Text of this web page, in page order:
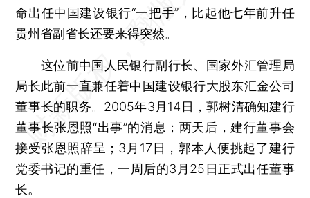
命出任中国建设银行“一把手”，比起他七年前升任
贵州省副省长还要来得突然。
这位前中国人民银行副行长、国家外汇管理局
局长此前一直兼任着中国建设银行大股东汇金公司
董事长的职务。2005年3月14日，郭树清确知建行
董事长张恩照“出事”的消息；两天后，建行董事会
接受张恩照辞呈；3月17日，郭本人便挑起了建行
党委书记的重任，一周后的3月25日正式出任董事
长。